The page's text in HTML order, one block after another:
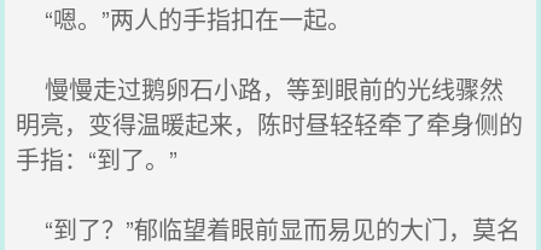
“嗯。”两人的手指扣在一起。
慢慢走过鹅卵石小路，等到眼前的光线骤然
明亮，变得温暖起来，陈时昼轻轻牵了牵身侧的
手指：“到了。”
“到了？”郁临望着眼前显而易见的大门，莫名